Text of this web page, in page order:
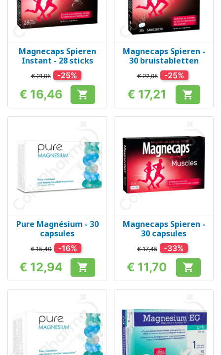
Magnecaps Spieren
Instant - 28 sticks
€ 21,95 -25%
Prijs
€ 16,46 
Magnecaps Spieren -
30 bruistabletten
€ 22,95 -25%
Prijs
€ 17,21 
Pure Magnésium - 30
capsules
€ 15,40 -16%
Prijs
€ 12,94 
Magnecaps Spieren -
30 capsules
€ 17,45 -33%
Prijs
€ 11,70 